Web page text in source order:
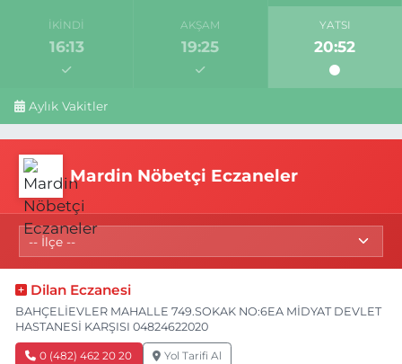
İKINDI
16:13
AKŞAM
19:25
YATSI
20:52
Aylık Vakitler
Mardin Nöbetçi Eczaneler
Dilan Eczanesi
BAHÇELİEVLER MAHALLE 749.SOKAK NO:6EA MİDYAT DEVLET
HASTANESİ KARŞISI 04824622020
0 (482) 462 20 20 Yol Tarifi Al